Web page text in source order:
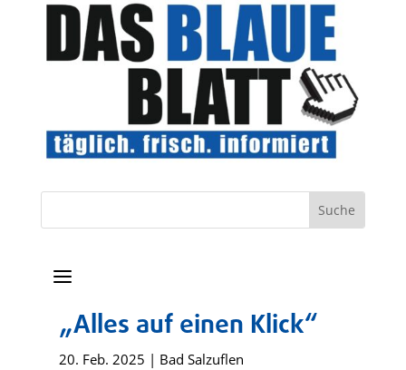
a
„Alles auf einen Klick“
20. Feb. 2025 | Bad Salzuflen